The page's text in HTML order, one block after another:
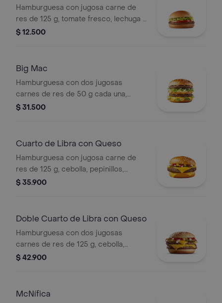
Hamburguesa con jugosa carne de
res de 125 g, tomate fresco, lechuga y
salsa de tomate, en pan suave sin
$ 12.500
Big Mac
Hamburguesa con dos jugosas
carnes de res de 50 g cada una,
cebolla, lechuga fresca, pepinillos,
Mac™, en pan dorado con ajonjolí.
$ 31.500
Cuarto de Libra con Queso
Hamburguesa con jugosa carne de
res de 125 g, cebolla, pepinillos,
queso cheddar cremoso, salsa de
$ 35.900
Doble Cuarto de Libra con Queso
Hamburguesa con dos jugosas
carnes de res de 125 g, cebolla,
pepinillos, doble queso cheddar
$ 42.900
McNífica